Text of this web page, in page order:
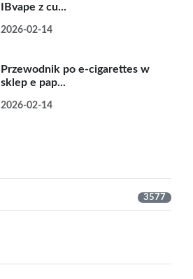
IBvape z cu...
2026-02-14
Przewodnik po e-cigarettes w
sklep e pap...
2026-02-14
3577